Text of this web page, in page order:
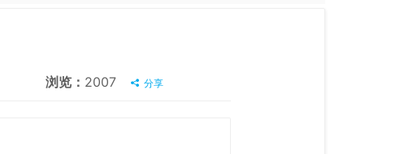
浏览： 2007 分享